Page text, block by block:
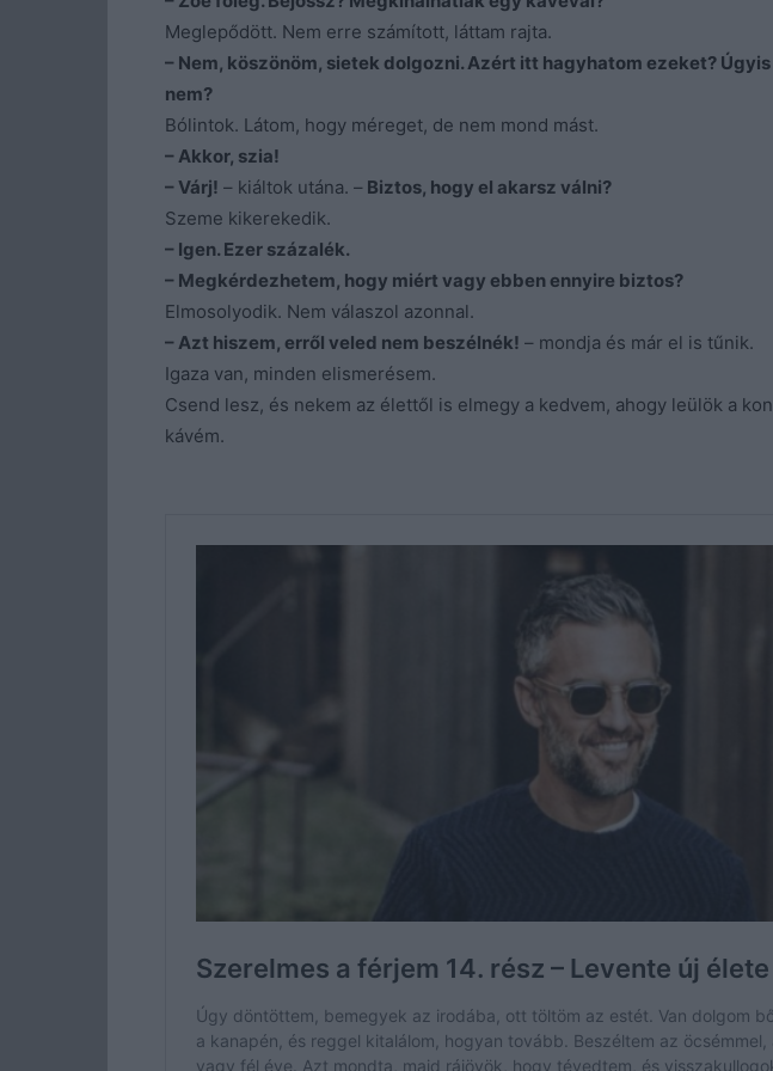
Meglepődött. Nem erre számított, láttam rajta.
– Nem, köszönöm, sietek dolgozni. Azért itt hagyhatom ezeket?
nem?
Bólintok. Látom, hogy méreget, de nem mond mást.
– Akkor, szia!
– Várj! – kiáltok utána. – Biztos, hogy el akarsz válni?
Szeme kikerekedik.
– Igen. Ezer százalék.
– Megkérdezhetem, hogy miért vagy ebben ennyire biztos?
Elmosolyodik. Nem válaszol azonnal.
– Azt hiszem, erről veled nem beszélnék! – mondja és már el is tűnik.
Igaza van, minden elismerésem.
Csend lesz, és nekem az élettől is elmegy a kedvem, ahogy leülök a
kávém.